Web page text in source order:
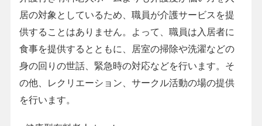
居の対象としているため、職員が介護サービスを提
供することはありません。よって、職員は入居者に
食事を提供するとともに、居室の掃除や洗濯などの
身の回りの世話、緊急時の対応などを行います。そ
の他、レクリエーション、サークル活動の場の提供
を行います。